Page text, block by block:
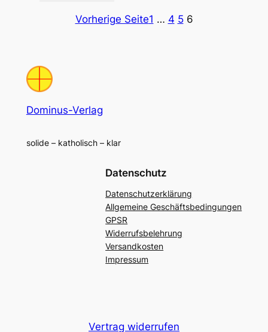
Vorherige Seite1 … 4 5 6
Dominus-Verlag
solide – katholisch – klar
Datenschutz
Datenschutzerklärung
Allgemeine Geschäftsbedingungen
GPSR
Widerrufsbelehrung
Versandkosten
Impressum
Vertrag widerrufen